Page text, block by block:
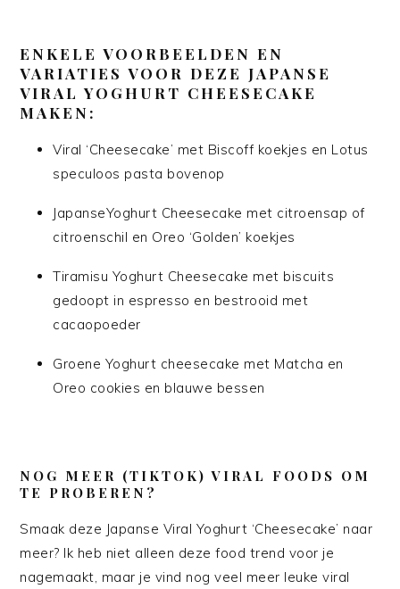
ENKELE VOORBEELDEN EN
VARIATIES VOOR DEZE JAPANSE
VIRAL YOGHURT CHEESECAKE
MAKEN:
Viral ‘Cheesecake’ met Biscoff koekjes en Lotus
speculoos pasta bovenop
JapanseYoghurt Cheesecake met citroensap of
citroenschil en Oreo ‘Golden’ koekjes
Tiramisu Yoghurt Cheesecake met biscuits
gedoopt in espresso en bestrooid met
cacaopoeder
Groene Yoghurt cheesecake met Matcha en
Oreo cookies en blauwe bessen
NOG MEER (TIKTOK) VIRAL FOODS OM
TE PROBEREN?
Smaak deze Japanse Viral Yoghurt ‘Cheesecake’ naar
meer? Ik heb niet alleen deze food trend voor je
nagemaakt, maar je vind nog veel meer leuke viral